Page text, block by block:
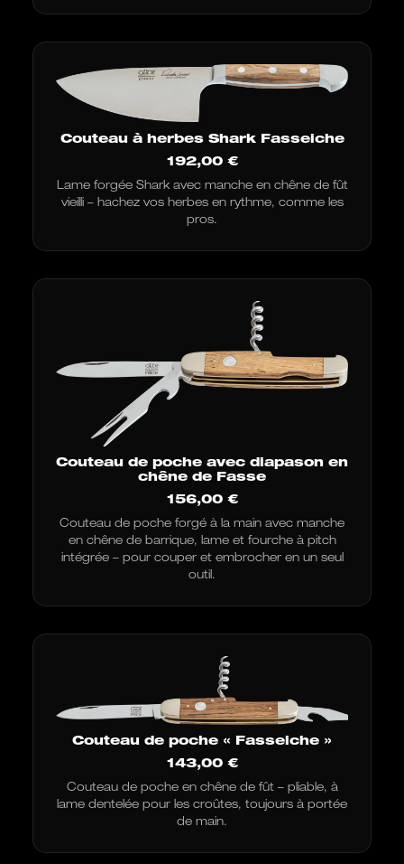
Couteau à herbes Shark Fasseiche
192,00 €
Lame forgée Shark avec manche en chêne de fût
vieilli – hachez vos herbes en rythme, comme les
pros.
Couteau de poche avec diapason en
chêne de Fasse
156,00 €
Couteau de poche forgé à la main avec manche
en chêne de barrique, lame et fourche à pitch
intégrée – pour couper et embrocher en un seul
outil.
Couteau de poche « Fasseiche »
143,00 €
Couteau de poche en chêne de fût – pliable, à
lame dentelée pour les croûtes, toujours à portée
de main.